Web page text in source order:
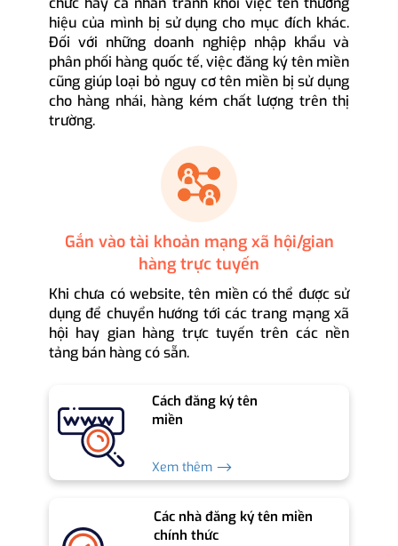
hiệu của mình bị sử dụng cho mục đích khác.
Đối với những doanh nghiệp nhập khẩu và
phân phối hàng quốc tế, việc đăng ký tên miền
cũng giúp loại bỏ nguy cơ tên miền bị sử dụng
cho hàng nhái, hàng kém chất lượng trên thị
trường.
Gắn vào tài khoản mạng xã hội/gian
hàng trực tuyến
Khi chưa có website, tên miền có thể được sử
dụng để chuyển hướng tới các trang mạng xã
hội hay gian hàng trực tuyến trên các nền
tảng bán hàng có sẵn.
Cách đăng ký tên
miền
Xem thêm ⟶
Các nhà đăng ký tên miền
chính thức